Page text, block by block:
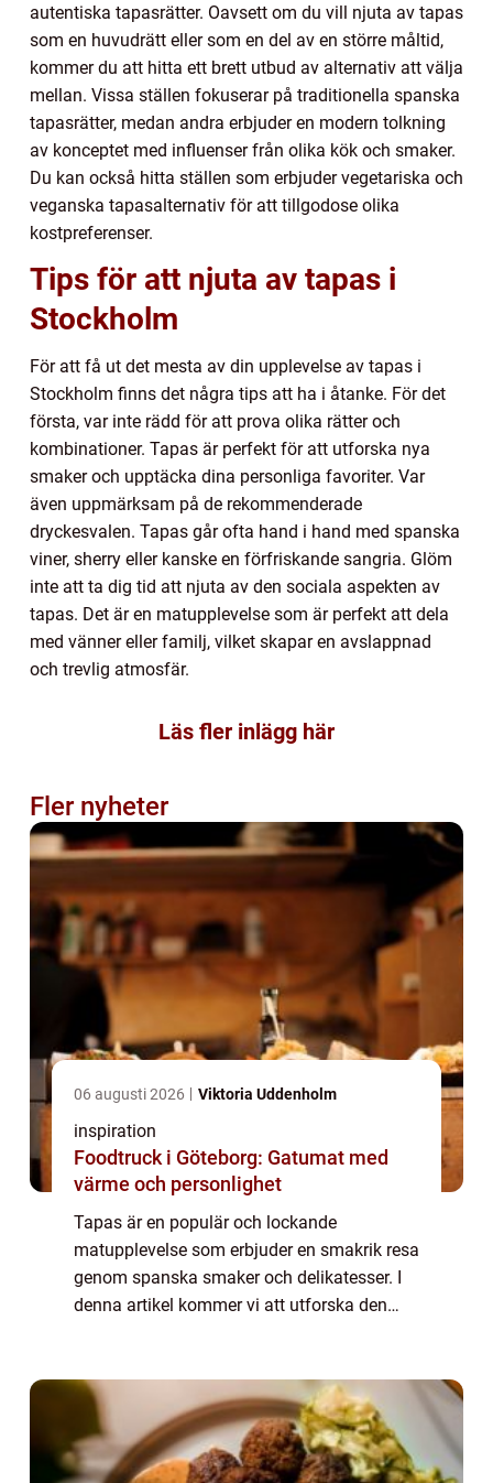
autentiska tapasrätter. Oavsett om du vill njuta av tapas
som en huvudrätt eller som en del av en större måltid,
kommer du att hitta ett brett utbud av alternativ att välja
mellan. Vissa ställen fokuserar på traditionella spanska
tapasrätter, medan andra erbjuder en modern tolkning
av konceptet med influenser från olika kök och smaker.
Du kan också hitta ställen som erbjuder vegetariska och
veganska tapasalternativ för att tillgodose olika
kostpreferenser.
Tips för att njuta av tapas i
Stockholm
För att få ut det mesta av din upplevelse av tapas i
Stockholm finns det några tips att ha i åtanke. För det
första, var inte rädd för att prova olika rätter och
kombinationer. Tapas är perfekt för att utforska nya
smaker och upptäcka dina personliga favoriter. Var
även uppmärksam på de rekommenderade
dryckesvalen. Tapas går ofta hand i hand med spanska
viner, sherry eller kanske en förfriskande sangria. Glöm
inte att ta dig tid att njuta av den sociala aspekten av
tapas. Det är en matupplevelse som är perfekt att dela
med vänner eller familj, vilket skapar en avslappnad
och trevlig atmosfär.
Läs fler inlägg här
Fler nyheter
06 augusti 2026 Viktoria Uddenholm
inspiration
Foodtruck i Göteborg: Gatumat med
värme och personlighet
Tapas är en populär och lockande
matupplevelse som erbjuder en smakrik resa
genom spanska smaker och delikatesser. I
denna artikel kommer vi att utforska den